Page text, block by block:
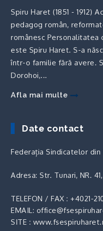
Spiru Haret (1851 - 1912)
pedagog român,
românesc Personalitatea
este Spiru Haret. S-a
într-o familie fără avere.
Dorohoi,...
Afla mai multe
Date contact
Federația Sindicatelor din
Adresa: Str. Tunari, NR.
TELEFON / FAX :+4021-
EMAIL:
SITE :